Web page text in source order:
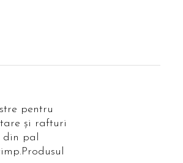
pentru
și rafturi
pal